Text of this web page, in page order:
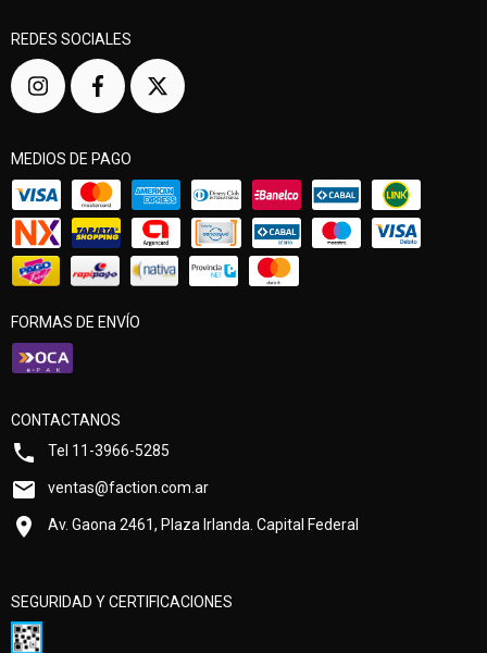
REDES SOCIALES
MEDIOS DE PAGO
FORMAS DE ENVÍO
CONTACTANOS
Tel 11-3966-5285
ventas@faction.com.ar
Av. Gaona 2461, Plaza Irlanda. Capital Federal
SEGURIDAD Y CERTIFICACIONES